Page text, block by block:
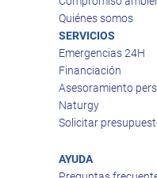
Quiénes somos
SERVICIOS
Emergencias 24H
Financiación
Asesoramiento
Naturgy
Solicitar
AYUDA